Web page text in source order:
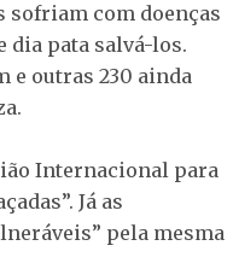
sofriam com doenças
dia pata salvá-los.
e outras 230 ainda
Internacional para
Já as
pela mesma